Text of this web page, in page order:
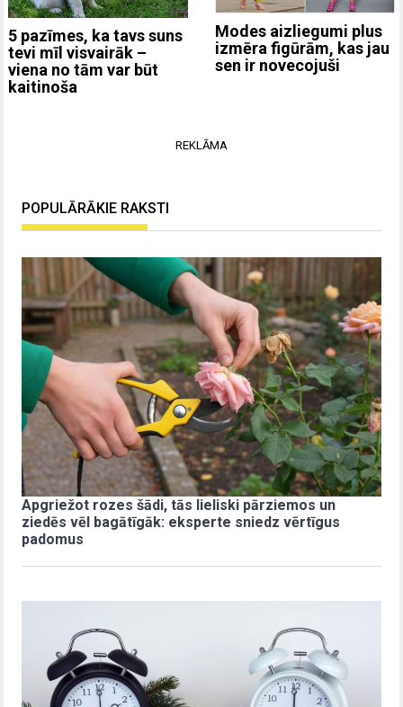
5 pazīmes, ka tavs suns
tevi mīl visvairāk –
viena no tām var būt
kaitinoša
Modes aizliegumi plus
izmēra figūrām, kas jau
sen ir novecojuši
REKLĀMA
POPULĀRĀKIE RAKSTI
Apgriežot rozes šādi, tās lieliski pārziemos un
ziedēs vēl bagātīgāk: eksperte sniedz vērtīgus
padomus